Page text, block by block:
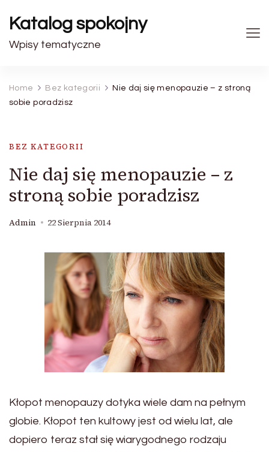
Katalog spokojny
Wpisy tematyczne
Home Bez kategorii
Nie daj się menopauzie – z stroną
sobie poradzisz
BEZ KATEGORII
Nie daj się menopauzie – z
stroną sobie poradzisz
Admin 22 Sierpnia 2014
Kłopot menopauzy dotyka wiele dam na pełnym
globie. Kłopot ten kultowy jest od wielu lat, ale
dopiero teraz stał się wiarygodnego rodzaju